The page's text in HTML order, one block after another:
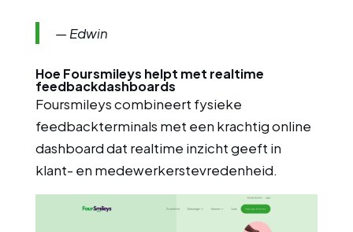
— Edwin
Hoe Foursmileys helpt met realtime
feedbackdashboards
Foursmileys combineert fysieke
feedbackterminals met een krachtig online
dashboard dat realtime inzicht geeft in
klant- en medewerkerstevredenheid.